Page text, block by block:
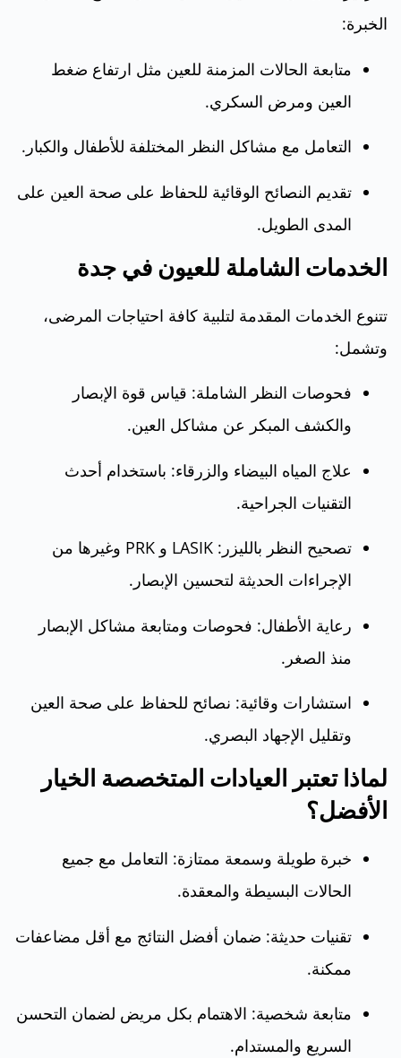
الخبرة:
متابعة الحالات المزمنة للعين مثل ارتفاع ضغط
العين ومرض السكري.
التعامل مع مشاكل النظر المختلفة للأطفال والكبار.
تقديم النصائح الوقائية للحفاظ على صحة العين على
المدى الطويل.
الخدمات الشاملة للعيون في جدة
تتنوع الخدمات المقدمة لتلبية كافة احتياجات المرضى،
وتشمل:
فحوصات النظر الشاملة: قياس قوة الإبصار
والكشف المبكر عن مشاكل العين.
علاج المياه البيضاء والزرقاء: باستخدام أحدث
التقنيات الجراحية.
تصحيح النظر بالليزر: LASIK و PRK وغيرها من
الإجراءات الحديثة لتحسين الإبصار.
رعاية الأطفال: فحوصات ومتابعة مشاكل الإبصار
منذ الصغر.
استشارات وقائية: نصائح للحفاظ على صحة العين
وتقليل الإجهاد البصري.
لماذا تعتبر العيادات المتخصصة الخيار
الأفضل؟
خبرة طويلة وسمعة ممتازة: التعامل مع جميع
الحالات البسيطة والمعقدة.
تقنيات حديثة: ضمان أفضل النتائج مع أقل مضاعفات
ممكنة.
متابعة شخصية: الاهتمام بكل مريض لضمان التحسن
السريع والمستدام.